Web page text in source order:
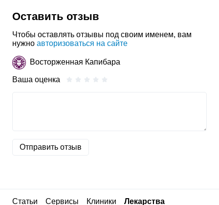
Оставить отзыв
Чтобы оставлять отзывы под своим именем, вам
нужно авторизоваться на сайте
Восторженная Капибара
Ваша оценка
Отправить отзыв
Статьи Сервисы Клиники Лекарства